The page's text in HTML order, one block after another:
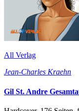
All Verlag
Jean-Charles Kraehn
Gil St. Andre